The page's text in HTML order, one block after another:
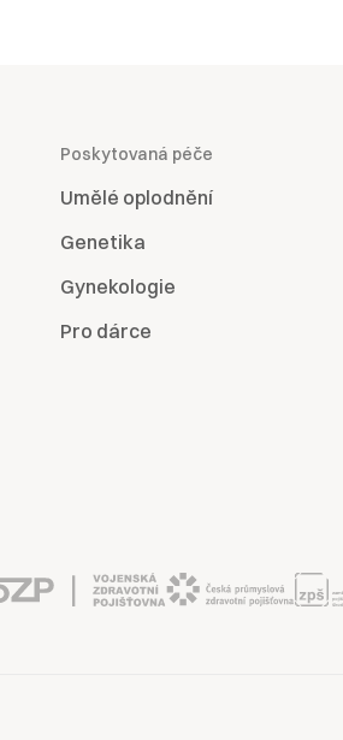
Poskytovaná péče
Umělé oplodnění
Genetika
Gynekologie
Pro dárce